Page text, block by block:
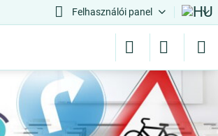
Felhasználói panel